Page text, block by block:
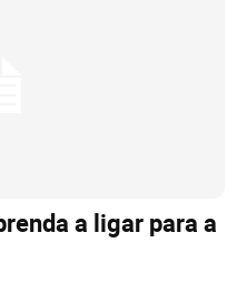
a ligar para a